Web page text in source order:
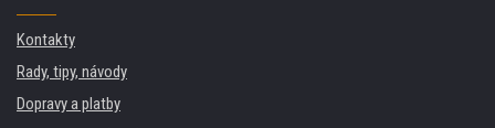
Kontakty
Rady, tipy, návody
Dopravy a platby